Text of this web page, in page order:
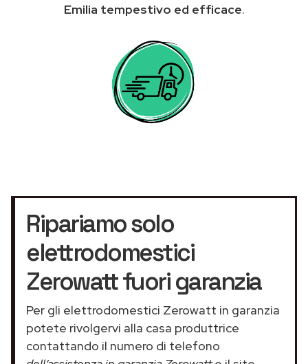
Emilia tempestivo ed efficace.
Ripariamo solo
elettrodomestici
Zerowatt fuori garanzia
Per gli elettrodomestici Zerowatt in garanzia
potete rivolgervi alla casa produttrice
contattando il numero di telefono